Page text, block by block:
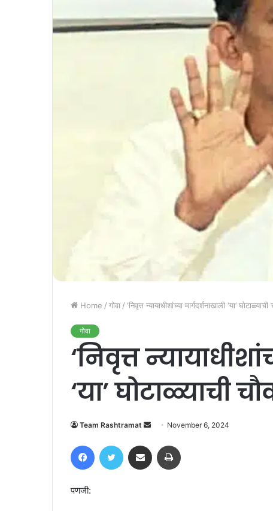
Home / गोवा / ‘निवृत्त न्यायाधीशांच्या मार्गदर्शनाखाली ‘या’
गोवा
‘निवृत्त
‘या’ घोटाळ्याची
Team Rashtramat
Send
email
November 6, 2024
FacebookTwitter Share via Email
पणजी: